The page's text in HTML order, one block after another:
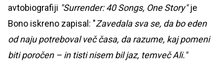
avtobiografiji "Surrender: 40 Songs, One Story"je
Bono iskreno zapisal: "Zavedala sva se, da bo eden
od naju potreboval več časa, da razume, kaj pomeni
biti poročen – in tisti nisem bil jaz, temveč Ali."